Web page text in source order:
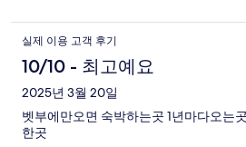
실제 이용 고객 후기
10/10 - 최고예요
2025년 3월 20일
벳부에만오면 숙박하는곳 1년마다오는
한곳